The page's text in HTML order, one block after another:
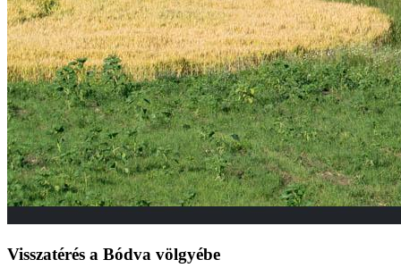
Visszatérés a Bódva völgyébe